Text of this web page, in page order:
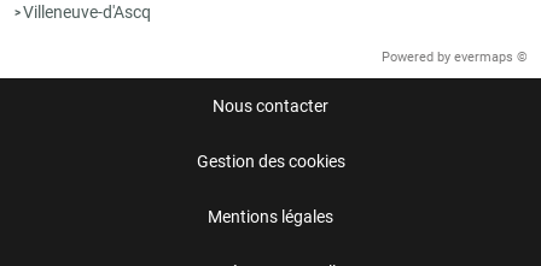
>Villeneuve-d'Ascq
Powered by evermaps ©
Nous contacter
Gestion des cookies
Mentions légales